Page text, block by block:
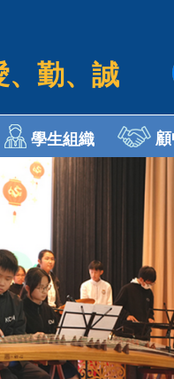
、勤、誠
學生組織